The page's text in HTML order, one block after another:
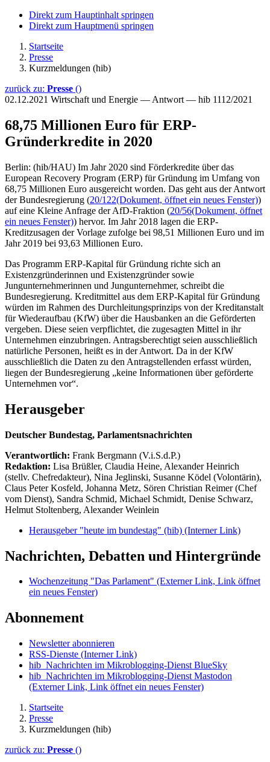
Direkt zum Hauptinhalt springen
Direkt zum Hauptmenü springen
Startseite
Presse
Kurzmeldungen (hib)
zurück zu: Presse ()
02.12.2021 Wirtschaft und Energie — Antwort — hib 1112/2021
68,75 Millionen Euro für ERP-
Gründerkredite in 2020
Berlin: (hib/HAU) Im Jahr 2020 sind Förderkredite über das
European Recovery Program (ERP) für Gründung im Umfang von
68,75 Millionen Euro ausgereicht worden. Das geht aus der Antwort
der Bundesregierung (20/122(Dokument, öffnet ein neues Fenster))
auf eine Kleine Anfrage der AfD-Fraktion (20/56(Dokument, öffnet
ein neues Fenster)) hervor. Im Jahr 2018 lagen die ERP-
Kreditzusagen der Vorlage zufolge bei 98,51 Millionen Euro und im
Jahr 2019 bei 93,63 Millionen Euro.
Das Programm ERP-Kapital für Gründung richte sich an
Existenzgründerinnen und Existenzgründer sowie
Jungunternehmerinnen und Jungunternehmer, schreibt die
Bundesregierung. Kreditmittel aus dem ERP-Kapital für Gründung
würden im Rahmen des Durchleitungsprinzips von der Kreditanstalt
für Wiederaufbau (KfW) über die Hausbanken an die Geförderten
vergeben. Diese seien verpflichtet, die zugesagten Mittel in ihr
Unternehmen einzubringen. Antragsberechtigt seien ausschließlich
natürliche Personen, heißt es in der Antwort. Da in der KfW
ausschließlich die Daten zu den Antragstellenden erfasst würden,
liegen der Bundesregierung „keine Informationen über geförderte
Unternehmen vor“.
Herausgeber
Deutscher Bundestag, Parlamentsnachrichten
Verantwortlich: Frank Bergmann (V.i.S.d.P.)
Redaktion: Lisa Brüßler, Claudia Heine, Alexander Heinrich
(stellv. Chefredakteur), Nina Jeglinski, Susanne Ködel (Volontärin),
Claus Peter Kosfeld, Johanna Metz, Sören Christian Reimer (Chef
vom Dienst), Sandra Schmid, Michael Schmidt, Denise Schwarz,
Helmut Stoltenberg, Alexander Weinlein
Herausgeber "heute im bundestag" (hib) (Interner Link)
Nachrichten, Debatten und Hintergründe
Wochenzeitung "Das Parlament" (Externer Link, Link öffnet
ein neues Fenster)
Abonnement
Newsletter abonnieren
RSS-Dienste (Interner Link)
hib_Nachrichten im Mikroblogging-Dienst BlueSky
hib_Nachrichten im Mikroblogging-Dienst Mastodon
(Externer Link, Link öffnet ein neues Fenster)
Startseite
Presse
Kurzmeldungen (hib)
zurück zu: Presse ()